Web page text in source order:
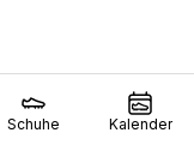
Schuhe Kalender